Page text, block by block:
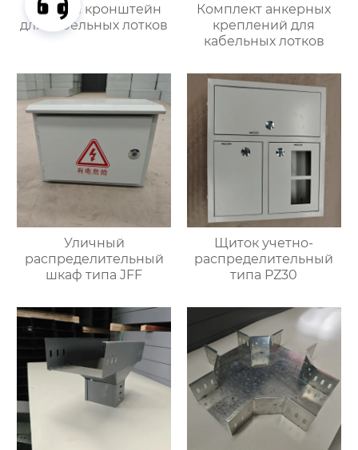
Угловой кронштейн
для кабельных лотков
Комплект анкерных
креплений для
кабельных лотков
Уличный
распределительный
шкаф типа JFF
Щиток учетно-
распределительный
типа PZ30